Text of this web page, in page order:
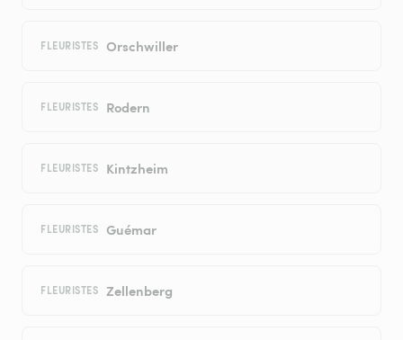
FLEURISTES Orschwiller
FLEURISTES Rodern
FLEURISTES Kintzheim
FLEURISTES Guémar
FLEURISTES Zellenberg